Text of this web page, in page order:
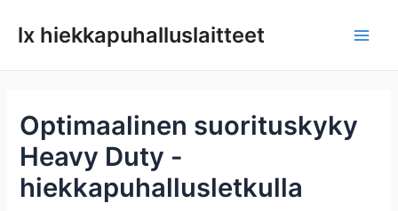
sisältöön
lx hiekkapuhalluslaitteet
Optimaalinen suorituskyky
Heavy Duty -
hiekkapuhallusletkulla